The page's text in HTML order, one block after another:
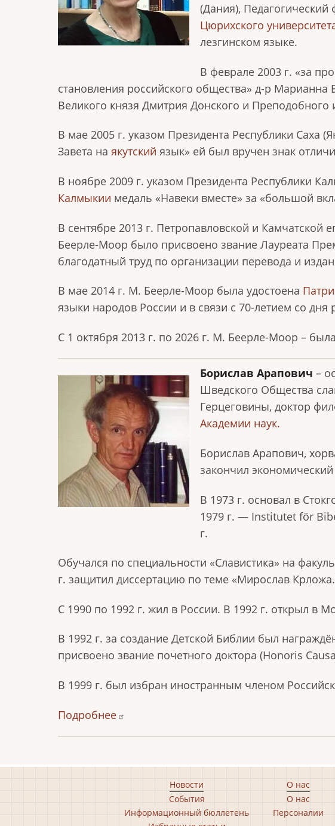
(Дания), Педагогический
Цюрихского
лезгинском языке.
В феврале 2003 г. «за
становления российского общества» д-р
Великого князя Дмитрия Донского и Преподобного
В мае 2005 г. указом Президента Республики Саха
Завета на якутский язык» ей был вручен знак
В ноябре 2009 г. указом Президента Республики
Калмыкии медаль «Навеки вместе» за «большой
В сентябре 2013 г. Петропавловской и
Беерле-Моор было присвоено звание Лауреата
благодатный труд по организации перевода и
В мае 2014 г. М. Беерле-Моор была удостоена
языки народов России и в связи с 70-летием со дня
С 1 октября 2013 г. по 2026 г. М. Беерле-Моор –
Борислав Арапович –
Шведского Общества
Герцеговины, доктор
Академии наук.
Борислав Арапович,
закончил
В 1973 г. основал в
1979 г. — Institutet för
г.
Обучался по специальности «Славистика» на
г. защитил диссертацию по теме «Мирослав
С 1990 по 1992 г. жил в России. В 1992 г. открыл в
В 1992 г. за создание Детской Библии был
присвоено звание почетного доктора (Honoris
В 1999 г. был избран иностранным членом
Подробнее
Новости
События
Информационный бюллетень
О нас
О нас
Персоналии